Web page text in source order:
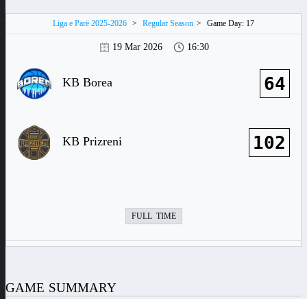
Liga e Parë 2025-2026 > Regular Season > Game Day: 17
19 Mar 2026 16:30
KB Borea 64
KB Prizreni 102
FULL TIME
GAME SUMMARY